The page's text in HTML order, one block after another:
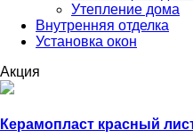
Утепление дома
Внутренняя отделка
Установка окон
Акция
Керамопласт красный